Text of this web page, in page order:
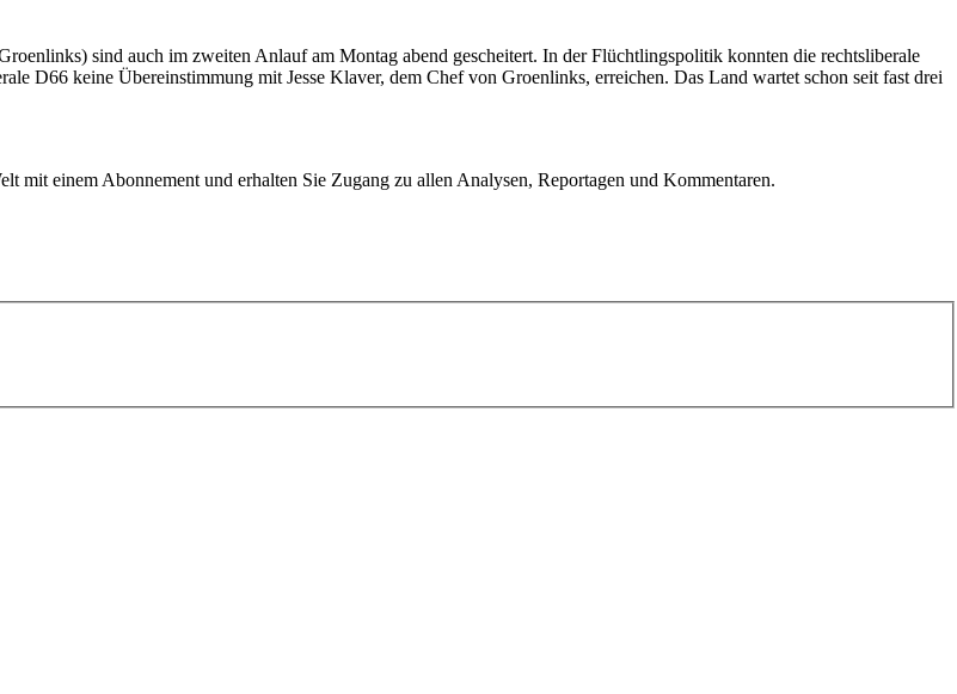
sind auch im zweiten Anlauf am Montag abend gescheitert. In der Flüchtlingspolitik konnten die rechtsliberale
D66 keine Übereinstimmung mit Jesse Klaver, dem Chef von Groenlinks, erreichen. Das Land wartet schon seit fast drei
mit einem Abonnement und erhalten Sie Zugang zu allen Analysen, Reportagen und Kommentaren.